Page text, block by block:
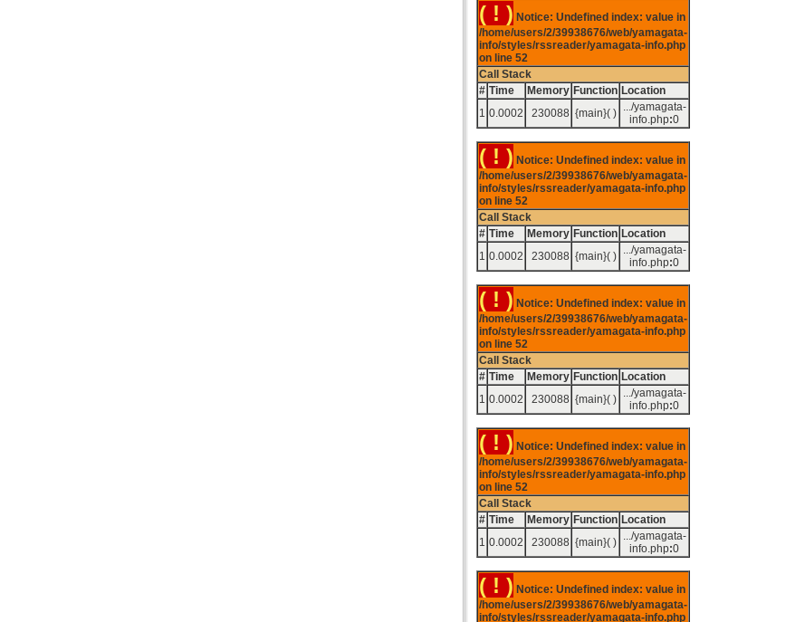
( ! ) Notice: Undefined index: value in
/home/users/2/39938676/web/yamagata-
info/styles/rssreader/yamagata-info.php
on line 52
Call Stack
# Time Memory Function Location
1 0.0002 230088 {main}( )
.../yamagata-
info.php:0
( ! ) Notice: Undefined index: value in
/home/users/2/39938676/web/yamagata-
info/styles/rssreader/yamagata-info.php
on line 52
Call Stack
# Time Memory Function Location
1 0.0002 230088 {main}( )
.../yamagata-
info.php:0
( ! ) Notice: Undefined index: value in
/home/users/2/39938676/web/yamagata-
info/styles/rssreader/yamagata-info.php
on line 52
Call Stack
# Time Memory Function Location
1 0.0002 230088 {main}( )
.../yamagata-
info.php:0
( ! ) Notice: Undefined index: value in
/home/users/2/39938676/web/yamagata-
info/styles/rssreader/yamagata-info.php
on line 52
Call Stack
# Time Memory Function Location
1 0.0002 230088 {main}( )
.../yamagata-
info.php:0
( ! ) Notice: Undefined index: value in
/home/users/2/39938676/web/yamagata-
info/styles/rssreader/yamagata-info.php